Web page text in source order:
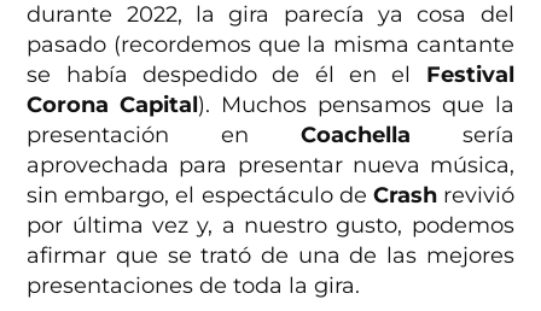
durante 2022, la gira parecía ya cosa del
pasado (recordemos que la misma cantante
se había despedido de él en el Festival
Corona Capital). Muchos pensamos que la
presentación en Coachella sería
aprovechada para presentar nueva música,
sin embargo, el espectáculo de Crashrevivió
por última vez y, a nuestro gusto, podemos
afirmar que se trató de una de las mejores
presentaciones de toda la gira.